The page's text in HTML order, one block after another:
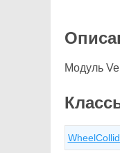
Модуль